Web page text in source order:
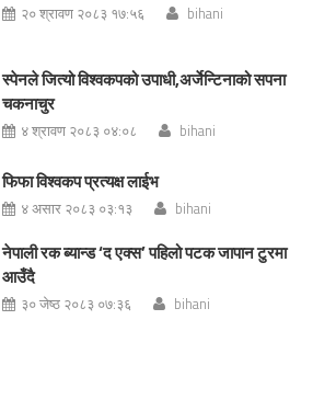
२० श्रावण २०८३ १७:५६ bihani
स्पेनले जित्यो विश्वकपको उपाधी,अर्जेन्टिनाको सपना
चकनाचुर
४ श्रावण २०८३ ०४:०८ bihani
फिफा विश्वकप प्रत्यक्ष लाईभ
४ असार २०८३ ०३:१३ bihani
नेपाली रक ब्यान्ड ‘द एक्स’ पहिलो पटक जापान टुरमा
आउँदै
३० जेष्ठ २०८३ ०७:३६ bihani